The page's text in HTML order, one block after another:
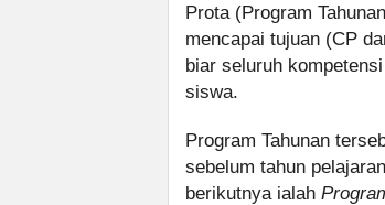
Prota (Program
mencapai tujuan (CP
biar seluruh
siswa.
Program Tahunan
sebelum tahun
berikutnya ialah